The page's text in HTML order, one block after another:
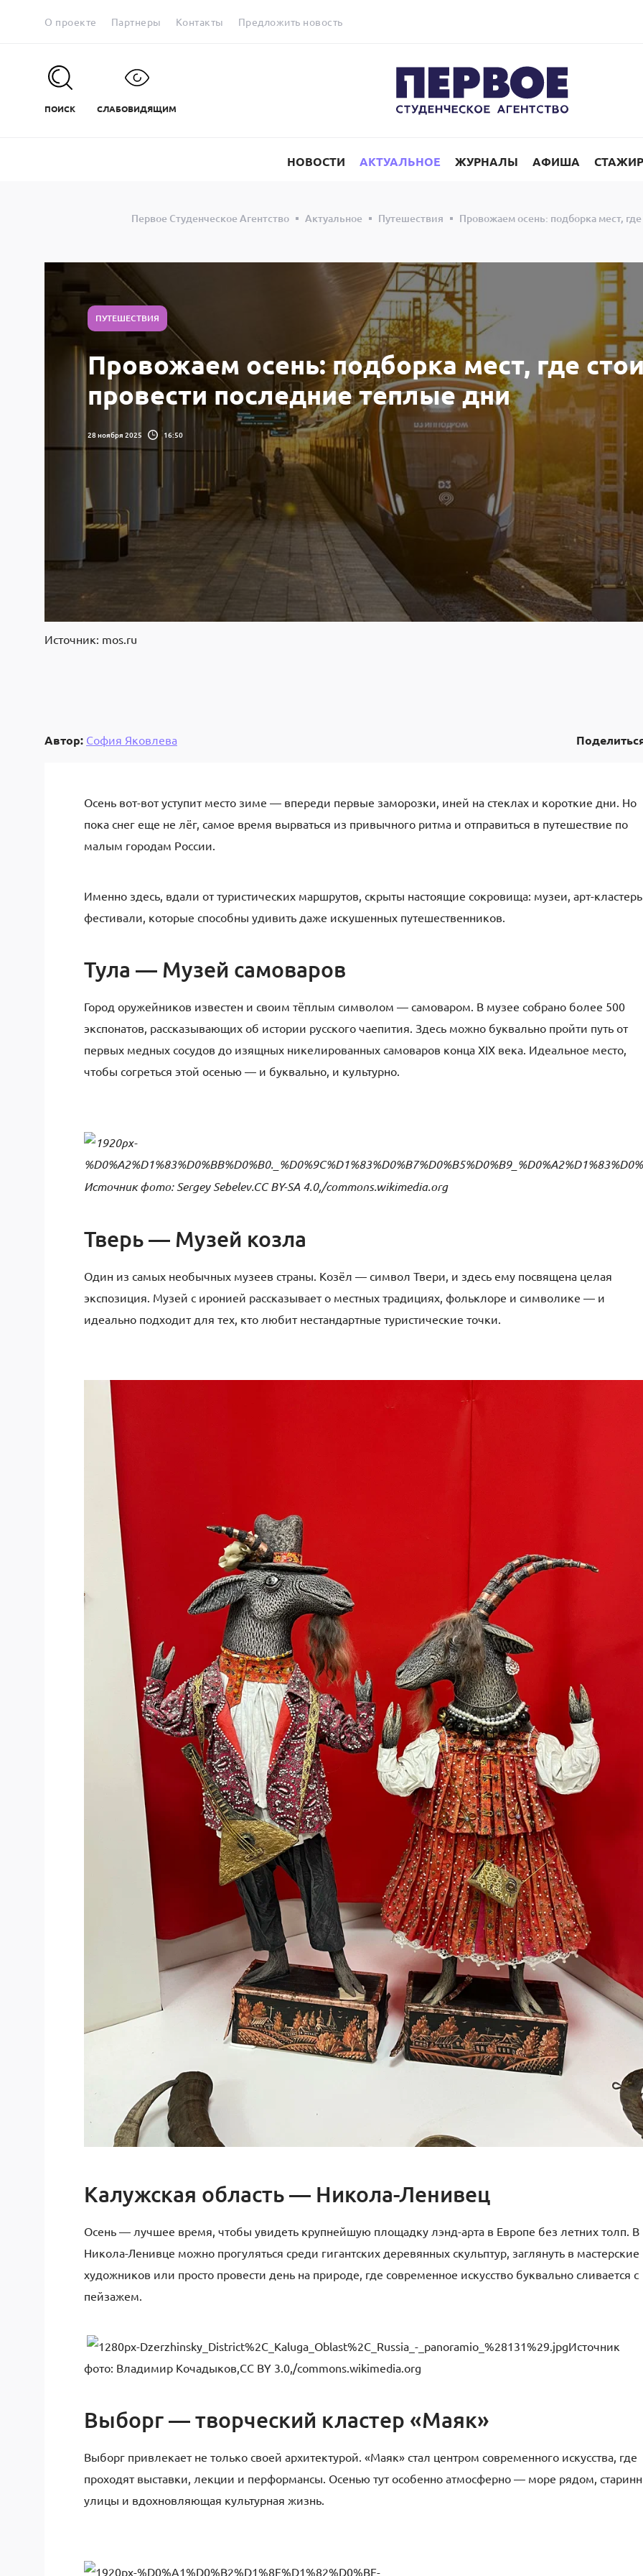
О проекте Партнеры Контакты Предложить новость
ПОИСК СЛАБОВИДЯЩИМ
НОВОСТИ АКТУАЛЬНОЕ ЖУРНАЛЫ АФИША
Первое Студенческое Агентство Актуальное Путешествия Провожаем осень: подборка мест,
ПУТЕШЕСТВИЯ
Провожаем осень: подборка мест, где
провести последние теплые дни
28 ноября 2025 16:50
Источник: mos.ru
Автор: София Яковлева
Осень вот-вот уступит место зиме — впереди первые заморозки, иней на стеклах и короткие дни. Но
пока снег еще не лёг, самое время вырваться из привычного ритма и отправиться в путешествие по
малым городам России.
Именно здесь, вдали от туристических маршрутов, скрыты настоящие сокровища: музеи, арт-
фестивали, которые способны удивить даже искушенных путешественников.
Тула — Музей самоваров
Город оружейников известен и своим тёплым символом — самоваром. В музее собрано более 500
экспонатов, рассказывающих об истории русского чаепития. Здесь можно буквально пройти путь от
первых медных сосудов до изящных никелированных самоваров конца XIX века. Идеальное место,
чтобы согреться этой осенью — и буквально, и культурно.
Источник фото: Sergey Sebelev.CC BY-SA 4.0,/commons.wikimedia.org
Тверь — Музей козла
Один из самых необычных музеев страны. Козёл — символ Твери, и здесь ему посвящена целая
экспозиция. Музей с иронией рассказывает о местных традициях, фольклоре и символике — и
идеально подходит для тех, кто любит нестандартные туристические точки.
Калужская область — Никола-Ленивец
Осень — лучшее время, чтобы увидеть крупнейшую площадку лэнд-арта в Европе без летних толп. В
Никола-Ленивце можно прогуляться среди гигантских деревянных скульптур, заглянуть в мастерские
художников или просто провести день на природе, где современное искусство буквально сливается с
пейзажем.
Источник
фото: Владимир Кочадыков,CC BY 3.0,/commons.wikimedia.org
Выборг — творческий кластер «Маяк»
Выборг привлекает не только своей архитектурой. «Маяк» стал центром современного искусства, где
проходят выставки, лекции и перформансы. Осенью тут особенно атмосферно — море рядом,
улицы и вдохновляющая культурная жизнь.